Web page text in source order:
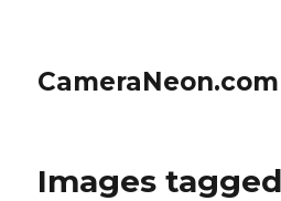
CameraNeon.com
Images